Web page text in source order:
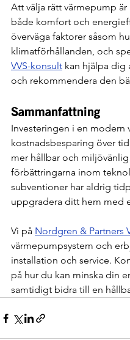
Att välja rätt värmepump
både komfort och
överväga faktorer såsom
klimatförhållanden, och
VVS-konsult kan hjälpa dig
och rekommendera den
Sammanfattning
Investeringen i en modern
kostnadsbesparing över
mer hållbar och
förbättringarna inom
subventioner har aldrig
uppgradera ditt hem med
Vi på Nordgren & Partners
värmepumpsystem och
installation och service.
på hur du kan minska din
samtidigt bidra till en